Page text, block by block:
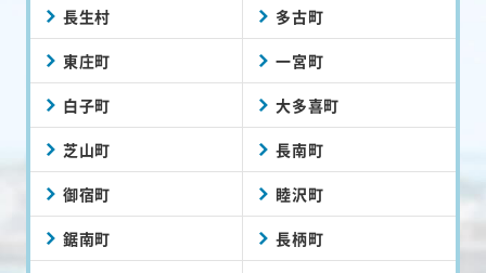
長生村 多古町
東庄町 一宮町
白子町 大多喜町
芝山町 長南町
御宿町 睦沢町
鋸南町 長柄町